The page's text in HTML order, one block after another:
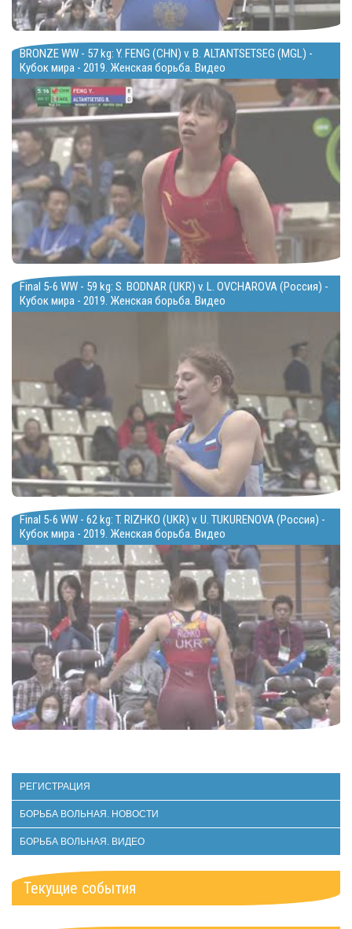
BRONZE WW - 57 kg: Y. FENG (CHN) v. B. ALTANTSETSEG (MGL) -
Кубок мира - 2019. Женская борьба. Видео
Final 5-6 WW - 59 kg: S. BODNAR (UKR) v. L. OVCHAROVA (Россия) -
Кубок мира - 2019. Женская борьба. Видео
Final 5-6 WW - 62 kg: T. RIZHKO (UKR) v. U. TUKURENOVA (Россия) -
Кубок мира - 2019. Женская борьба. Видео
РЕГИСТРАЦИЯ
БОРЬБА ВОЛЬНАЯ. НОВОСТИ
БОРЬБА ВОЛЬНАЯ. ВИДЕО
Текущие события